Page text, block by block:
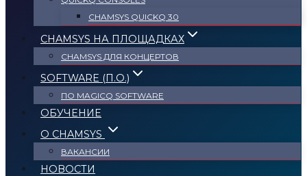
CHAMSYS QUICKQ 30
CHAMSYS НА ПЛОЩАДКАХ
CHAMSYS ДЛЯ КОНЦЕРТОВ
SOFTWARE (П.О.)
ПО MAGICQ SOFTWARE
ОБУЧЕНИЕ
О CHAMSYS
ВАКАНСИИ
НОВОСТИ